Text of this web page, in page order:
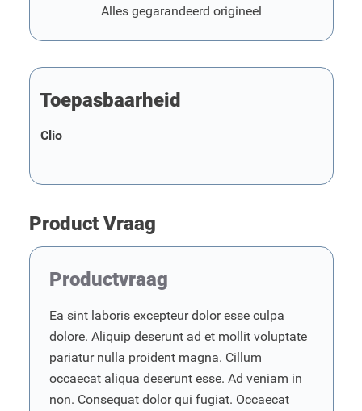
Alles gegarandeerd origineel
Toepasbaarheid
Clio
Product Vraag
Productvraag
Ea sint laboris excepteur dolor esse culpa
dolore. Aliquip deserunt ad et mollit voluptate
pariatur nulla proident magna. Cillum
occaecat aliqua deserunt esse. Ad veniam in
non. Consequat dolor qui fugiat. Occaecat